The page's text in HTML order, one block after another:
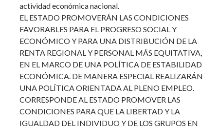
actividad económica nacional.
EL ESTADO PROMOVERÁN LAS CONDICIONES
FAVORABLES PARA EL PROGRESO SOCIAL Y
ECONÓMICO Y PARA UNA DISTRIBUCIÓN DE LA
RENTA REGIONAL Y PERSONAL MÁS EQUITATIVA,
EN EL MARCO DE UNA POLÍTICA DE ESTABILIDAD
ECONÓMICA. DE MANERA ESPECIAL REALIZARÁN
UNA POLÍTICA ORIENTADA AL PLENO EMPLEO.
CORRESPONDE AL ESTADO PROMOVER LAS
CONDICIONES PARA QUE LA LIBERTAD Y LA
IGUALDAD DEL INDIVIDUO Y DE LOS GRUPOS EN